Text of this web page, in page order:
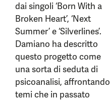
dai singoli ‘Born With a
Broken Heart’, ‘Next
Summer’ e ‘Silverlines’.
Damiano ha descritto
questo progetto come
una sorta di seduta di
psicoanalisi, affrontando
temi che in passato